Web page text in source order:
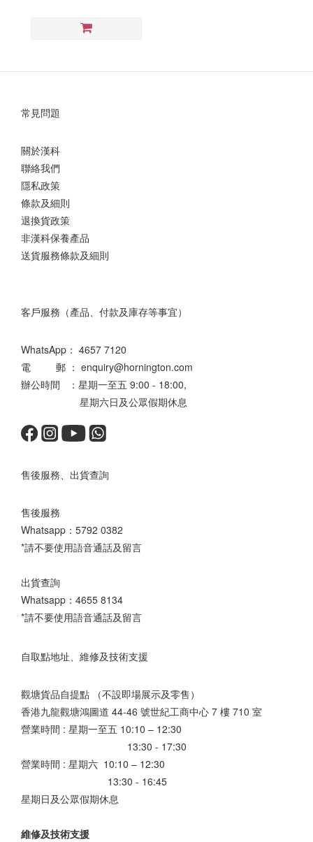
Home #兩年保養（CS-
TEQ00W/CS-
常見問題
關於漢科
聯絡我們
隱私政策
條款及細則
退換貨政策
非漢科保養產品
送貨服務條款及細則
客戶服務（產品、付款及庫存等事宜）
WhatsApp： 4657 7120
電 郵 ： enquiry@hornington.com
辦公時間 ：星期一至五 9:00 - 18:00,
星期六日及公眾假期休息
售後服務、出貨查詢
售後服務
Whatsapp： 5792 0382
*請不要使用語音通話及留言
出貨查詢
Whatsapp： 4655 8134
*請不要使用語音通話及留言
自取點地址、維修及技術支援
觀塘貨品自提點 （不設即場展示及零售）
香港九龍觀塘鴻圖道 44-46 號世紀工商中心 7 樓 710 室
營業時間 : 星期一至五 10:10 – 12:30
13:30 - 17:30
營業時間 : 星期六 10:10 – 12:30
13:30 - 16:45
星期日及公眾假期休息
維修及技術支援